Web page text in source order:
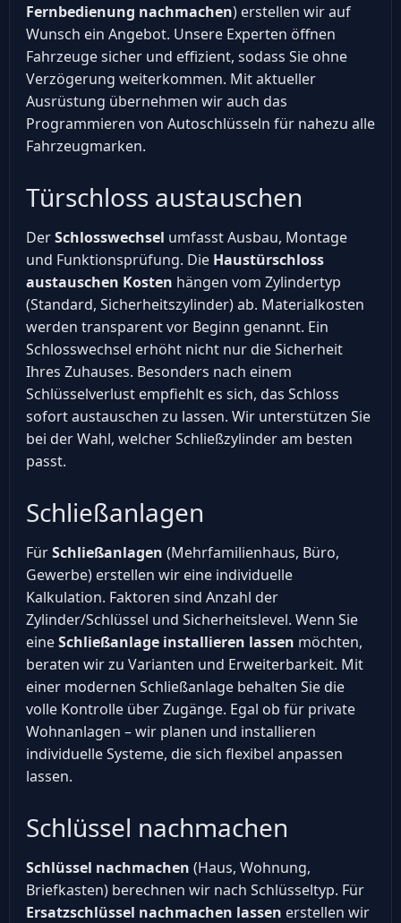
Fernbedienung nachmachen) erstellen wir auf
Wunsch ein Angebot. Unsere Experten öffnen
Fahrzeuge sicher und effizient, sodass Sie ohne
Verzögerung weiterkommen. Mit aktueller
Ausrüstung übernehmen wir auch das
Programmieren von Autoschlüsseln für nahezu alle
Fahrzeugmarken.
Türschloss austauschen
DerSchlosswechsel umfasst Ausbau, Montage
und Funktionsprüfung. Die Haustürschloss
austauschen Kosten hängen vom Zylindertyp
(Standard, Sicherheitszylinder) ab. Materialkosten
werden transparent vor Beginn genannt. Ein
Schlosswechsel erhöht nicht nur die Sicherheit
Ihres Zuhauses. Besonders nach einem
Schlüsselverlust empfiehlt es sich, das Schloss
sofort austauschen zu lassen. Wir unterstützen Sie
bei der Wahl, welcher Schließzylinder am besten
passt.
Schließanlagen
FürSchließanlagen (Mehrfamilienhaus, Büro,
Gewerbe) erstellen wir eine individuelle
Kalkulation. Faktoren sind Anzahl der
Zylinder/Schlüssel und Sicherheitslevel. Wenn Sie
eineSchließanlage installieren lassen möchten,
beraten wir zu Varianten und Erweiterbarkeit. Mit
einer modernen Schließanlage behalten Sie die
volle Kontrolle über Zugänge. Egal ob für private
Wohnanlagen – wir planen und installieren
individuelle Systeme, die sich flexibel anpassen
lassen.
Schlüssel nachmachen
Schlüssel nachmachen (Haus, Wohnung,
Briefkasten) berechnen wir nach Schlüsseltyp. Für
Ersatzschlüssel nachmachen lassen erstellen wir